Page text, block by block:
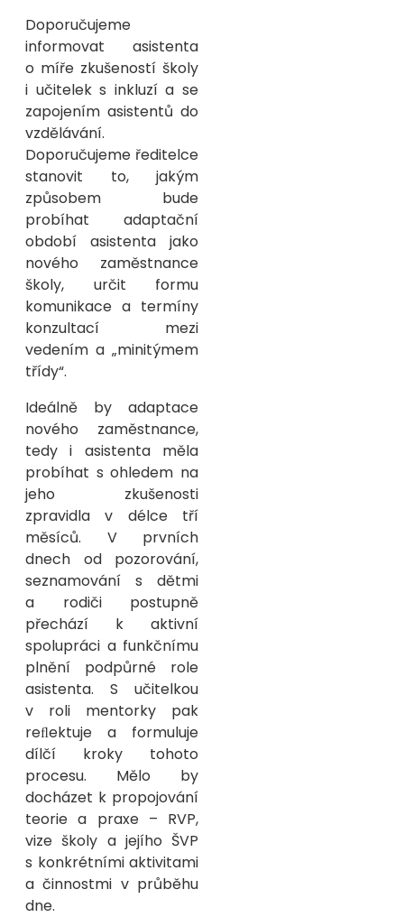
Doporučujeme
informovat asistenta
o míře zkušeností školy
i učitelek s inkluzí a se
zapojením asistentů do
vzdělávání.
Doporučujeme ředitelce
stanovit to, jakým
způsobem bude
probíhat adaptační
období asistenta jako
nového zaměstnance
školy, určit formu
komunikace a termíny
konzultací mezi
vedením a „minitýmem
třídy“.
Ideálně by adaptace
nového zaměstnance,
tedy i asistenta měla
probíhat s ohledem na
jeho zkušenosti
zpravidla v délce tří
měsíců. V prvních
dnech od pozorování,
seznamování s dětmi
a rodiči postupně
přechází k aktivní
spolupráci a funkčnímu
plnění podpůrné role
asistenta. S učitelkou
v roli mentorky pak
reﬂektuje a formuluje
dílčí kroky tohoto
procesu. Mělo by
docházet k propojování
teorie a praxe – RVP,
vize školy a jejího ŠVP
s konkrétními aktivitami
a činnostmi v průběhu
dne.